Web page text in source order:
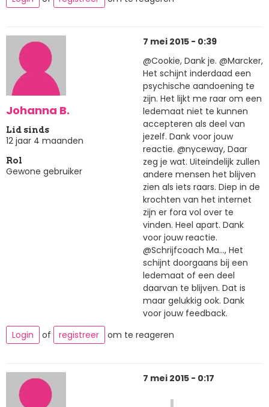
Johanna B.
Lid sinds
12 jaar 4 maanden
Rol
Gewone gebruiker
7 mei 2015 - 0:39
@Cookie, Dank je. @Marcker,
Het schijnt inderdaad een
psychische aandoening te
zijn. Het lijkt me raar om een
ledemaat niet te kunnen
accepteren als deel van
jezelf. Dank voor jouw
reactie. @nyceway, Daar
zeg je wat. Uiteindelijk zullen
andere mensen het blijven
zien als iets raars. Diep in de
krochten van het internet
zijn er fora vol over te
vinden. Heel apart. Dank
voor jouw reactie.
@Schrijfcoach Ma..., Het
schijnt doorgaans bij een
ledemaat of een deel
daarvan te blijven. Dat is
maar gelukkig ook. Dank
voor jouw feedback.
Login
of registreer om te reageren
7 mei 2015 - 0:17